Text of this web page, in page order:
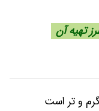
تهیه آن
و تر است